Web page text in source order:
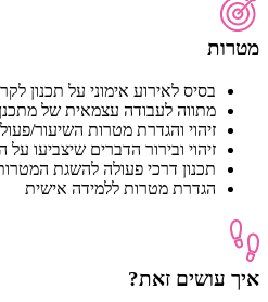
מטרות
בסיס לאירוע אימוני על תכנון
מתווה לעבודה עצמאית של
זיהוי והגדרת מטרות השיעור/
זיהוי ובירור הדברים שיצביעו
תכנון דרכי פעולה להשגת
הגדרת מטרות ללמידה אישית
איך עושים זאת?